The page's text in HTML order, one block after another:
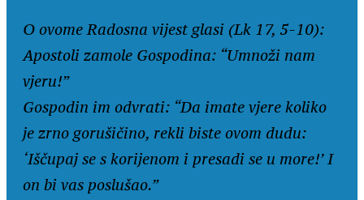
O ovome Radosna vijest glasi (Lk 17, 5-10):
Apostoli zamole Gospodina: “Umnoži nam
vjeru!”
Gospodin im odvrati: “Da imate vjere koliko
je zrno gorušičino, rekli biste ovom dudu:
‘Iščupaj se s korijenom i presadi se u more!’ I
on bi vas poslušao.”